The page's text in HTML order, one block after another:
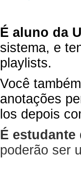
É aluno da
sistema, e
playlists.
Você
anotações
los depois
É
poderão ser